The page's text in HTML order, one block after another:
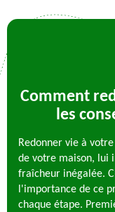
Comment
les
Redonner vie à
de votre maison, lui
fraîcheur inégalée.
l'importance de ce
chaque étape.